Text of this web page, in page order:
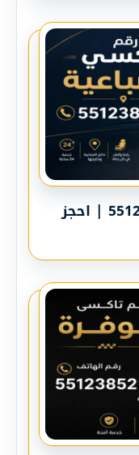
رقم تاكسي الضباعية 55123852 | احجز